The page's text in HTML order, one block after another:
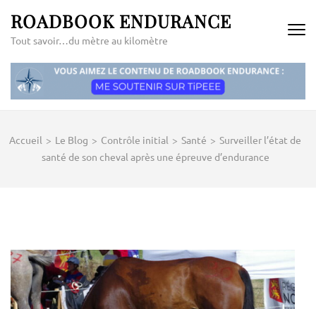
contenu
Entrée)
ROADBOOK ENDURANCE
Tout savoir…du mètre au kilomètre
Accueil > Le Blog > Contrôle initial > Santé > Surveiller l’état de
santé de son cheval après une épreuve d’endurance